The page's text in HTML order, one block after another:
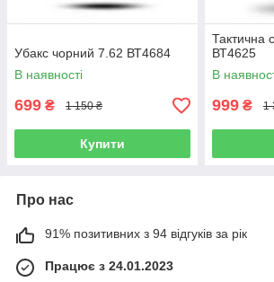
Убакс чорний 7.62 ВТ4684
В наявності
699 ₴ 1 150 ₴
Купити
Тактична
ВТ4625
В
999 ₴ 1
Про нас
91% позитивних з 94 відгуків за рік
Працює з 24.01.2023